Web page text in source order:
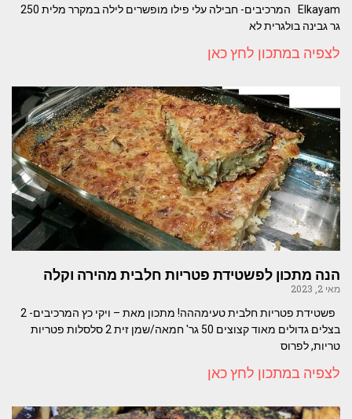
Elkayam המרכיבים- חבילה עלי פילו מופשרים לילה במקרר מלית 250
גר גבינה בולגרית לא
לצפיה במתכון לחץ כאן
הנה מתכון לפשטידת פטריות חלבית מהירה וקלה
מאי 2, 2023
פשטידת פטריות חלבית טעימההה! מתכון מאת – ויקי כץ המרכיבים- 2
בצלים גדולים מאוד קצוצים 50 גר' חמאה/שמן זית 2 סלסלות פטריות
טריות, לפרוס
לצפיה במתכון לחץ כאן